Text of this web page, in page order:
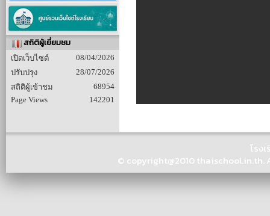
สถิติผู้เยี่ยมชม
เปิดเว็บไซต์
08/04/2026
ปรับปรุง
28/07/2026
สถิติผู้เข้าชม
68954
Page Views
142201
โรง
© copyright@2010 thaischool.in.th.